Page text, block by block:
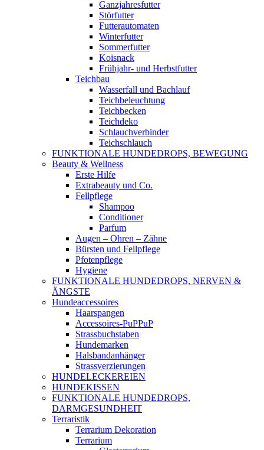
Ganzjahresfutter
Störfutter
Futterautomaten
Winterfutter
Sommerfutter
Koisnack
Frühjahr- und Herbstfutter
Teichbau
Wasserfall und Bachlauf
Teichbeleuchtung
Teichbecken
Teichdeko
Schlauchverbinder
Teichschlauch
FUNKTIONALE HUNDEDROPS, BEWEGUNG
Beauty & Wellness
Erste Hilfe
Extrabeauty und Co.
Fellpflege
Shampoo
Conditioner
Parfum
Augen – Ohren – Zähne
Bürsten und Fellpflege
Pfotenpflege
Hygiene
FUNKTIONALE HUNDEDROPS, NERVEN &
ÄNGSTE
Hundeaccessoires
Haarspangen
Accessoires-PuPPuP
Strassbuchstaben
Hundemarken
Halsbandanhänger
Strassverzierungen
HUNDELECKEREIEN
HUNDEKISSEN
FUNKTIONALE HUNDEDROPS,
DARMGESUNDHEIT
Terraristik
Terrarium Dekoration
Terrarium